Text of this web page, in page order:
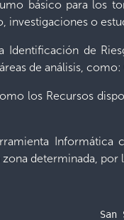
básico para los
investigaciones o
Identificación de
de análisis,
los Recursos
determinada,